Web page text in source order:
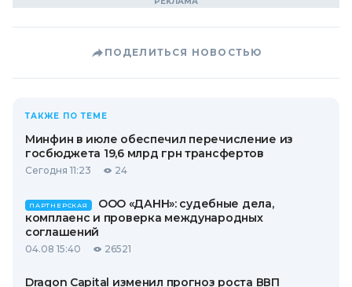
ПОДЕЛИТЬСЯ НОВОСТЬЮ
ТАКЖЕ ПО ТЕМЕ
Минфин в июле обеспечил перечисление из
госбюджета 19,6 млрд грн трансфертов
Сегодня 11:23 24
ПАРТНЕРСКАЯ
ООО «ДАНН»: судебные дела,
комплаенс и проверка международных
соглашений
04.08 15:40 26521
Dragon Capital изменил прогноз роста ВВП